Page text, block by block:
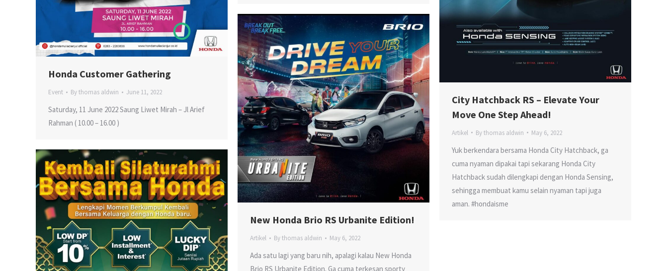
Honda Customer Gathering
Event Bythomas aldwin June 11, 2022
Saturday, 11 June 2022 Saung Liwet Mirah – Jl Arief
Rahman ( 10.00 – 16.00 )
City Hatchback RS – Elevate Your
Move One Step Ahead!
Artikel Bythomas aldwin May 6, 2022
Yuk berkendara bersama Honda City Hatchback, ga
cuma nyaman dipakai tapi sekarang Honda City
Hatchback sudah dilengkapi dengan Honda Sensing,
sehingga membuat kamu selain nyaman tapi juga
aman. #hondaisme
New Honda Brio RS Urbanite Edition!
Artikel Bythomas aldwin May 6, 2022
Ada satu lagi yang baru nih, apalagi kalau New Honda
Brio RS Urbanite Edition. Ga cuma terkesan sporty